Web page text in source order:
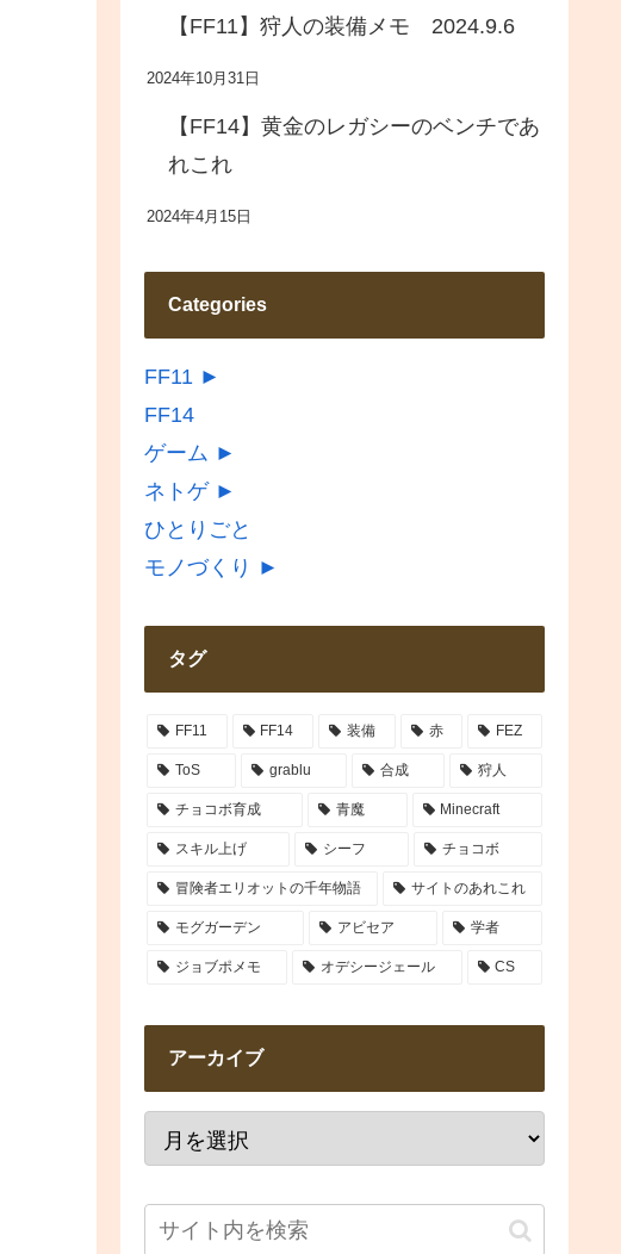
【FF11】狩人の装備メモ 2024.9.6
2024年10月31日
【FF14】黄金のレガシーのベンチであ
れこれ
2024年4月15日
Categories
FF11 ►
FF14
ゲーム ►
ネトゲ ►
ひとりごと
モノづくり ►
タグ
FF11 FF14 装備 赤 FEZ
ToS grablu 合成 狩人
チョコボ育成 青魔 Minecraft
スキル上げ シーフ チョコボ
冒険者エリオットの千年物語 サイトのあれこれ
モグガーデン アビセア 学者
ジョブポメモ オデシージェール CS
アーカイブ